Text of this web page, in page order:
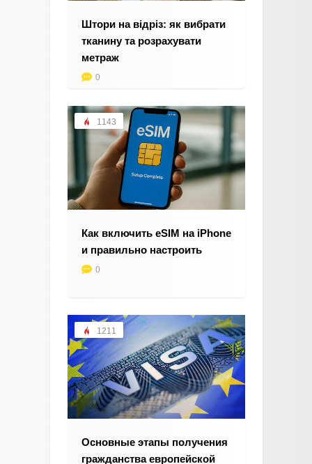
Штори на відріз: як вибрати
тканину та розрахувати
метраж
0
1143
Как включить eSIM на iPhone
и правильно настроить
0
1211
Основные этапы получения
гражданства европейской